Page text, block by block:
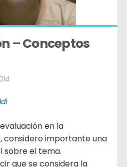
– Conceptos
en la
considero importante una
sobre el tema.
que se considera la